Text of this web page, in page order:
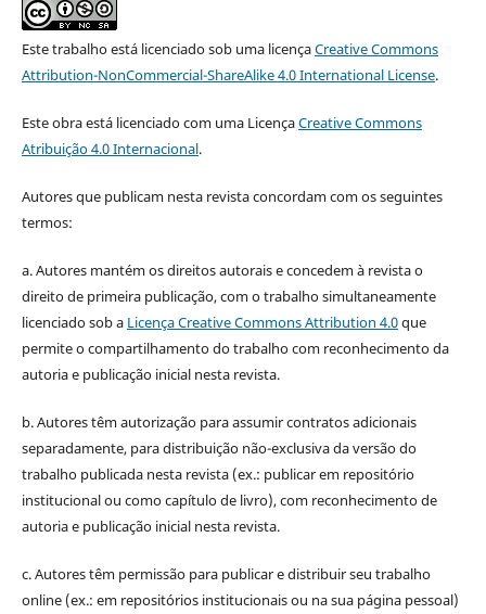
Este trabalho está licenciado sob uma licençaCreative Commons
Attribution-NonCommercial-ShareAlike 4.0 International License.
Este obra está licenciado com uma LicençaCreative Commons
Atribuição 4.0 Internacional.
Autores que publicam nesta revista concordam com os seguintes
termos:
a. Autores mantém os direitos autorais e concedem à revista o
direito de primeira publicação, com o trabalho simultaneamente
licenciado sob a Licença Creative Commons Attribution 4.0que
permite o compartilhamento do trabalho com reconhecimento da
autoria e publicação inicial nesta revista.
b. Autores têm autorização para assumir contratos adicionais
separadamente, para distribuição não-exclusiva da versão do
trabalho publicada nesta revista (ex.: publicar em repositório
institucional ou como capítulo de livro), com reconhecimento de
autoria e publicação inicial nesta revista.
c. Autores têm permissão para publicar e distribuir seu trabalho
online (ex.: em repositórios institucionais ou na sua página pessoal)